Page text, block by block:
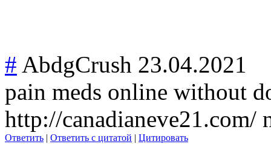
# AbdgCrush 23.04.2021
pain meds online without
http://canadianeve21.com/
Ответить | Ответить с цитатой | Цитировать